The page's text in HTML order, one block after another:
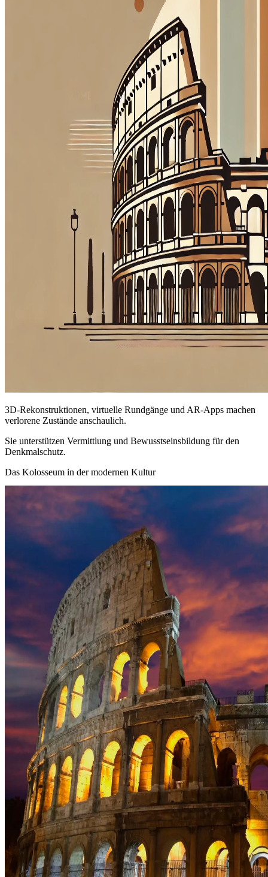
3D-Rekonstruktionen, virtuelle Rundgänge und AR-Apps machen
verlorene Zustände anschaulich.
Sie unterstützen Vermittlung und Bewusstseinsbildung für den
Denkmalschutz.
Das Kolosseum in der modernen Kultur